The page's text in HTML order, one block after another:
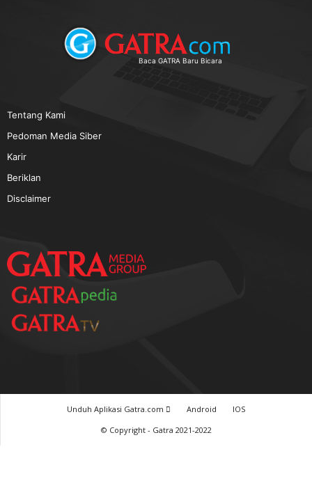
TERPOPULER
Baca GATRA Baru Bicara